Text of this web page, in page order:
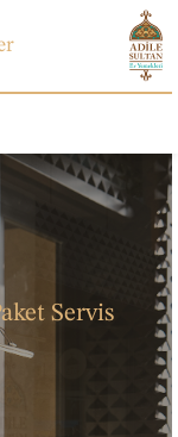
Servis